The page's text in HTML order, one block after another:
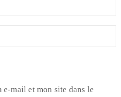
mail et mon site dans le